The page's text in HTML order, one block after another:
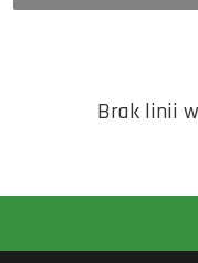
Brak linii